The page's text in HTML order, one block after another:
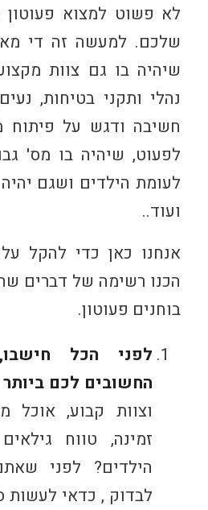
לא פשוט למצוא פעוטון
שלכם. למעשה זה די
שיהיה בו גם צוות
נהלי ותקני בטיחות,
חשיבה ודגש על פיתוח
לפעוט, שיהיה בו מס'
לעומת הילדים ושגם
ועוד..
אנחנו כאן כדי להקל
הכנו רשימה של דברים
בוחנים פעוטון.
לפני הכל
החשובים לכם ביותר
וצוות קבוע, אוכל
זמינה, טווח
הילדים? לפני
לבדוק , כדאי לעשות